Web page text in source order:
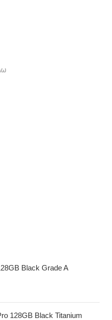
Black Grade A
128GB Black Titanium